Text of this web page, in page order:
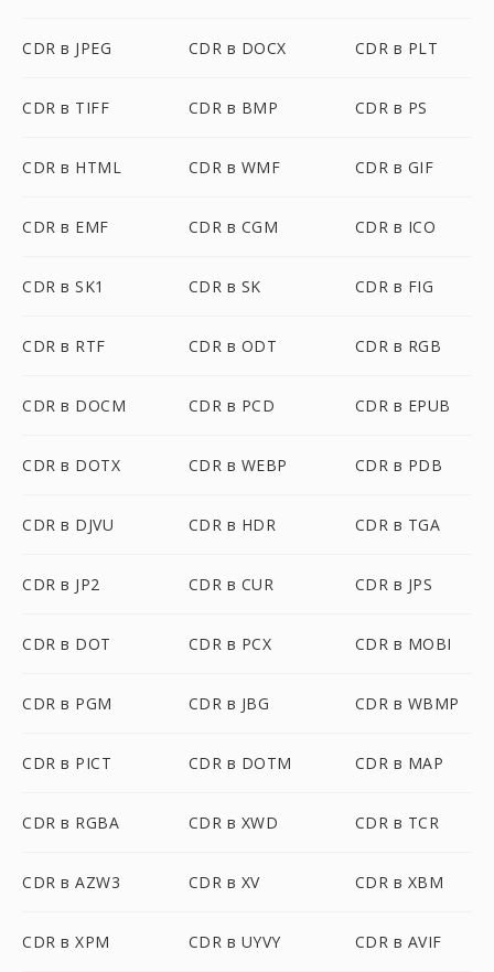
CDR в JPEG CDR в DOCX CDR в PLT
CDR в TIFF CDR в BMP CDR в PS
CDR в HTML CDR в WMF CDR в GIF
CDR в EMF CDR в CGM CDR в ICO
CDR в SK1 CDR в SK CDR в FIG
CDR в RTF CDR в ODT CDR в RGB
CDR в DOCM CDR в PCD CDR в EPUB
CDR в DOTX CDR в WEBP CDR в PDB
CDR в DJVU CDR в HDR CDR в TGA
CDR в JP2 CDR в CUR CDR в JPS
CDR в DOT CDR в PCX CDR в MOBI
CDR в PGM CDR в JBG CDR в WBMP
CDR в PICT CDR в DOTM CDR в MAP
CDR в RGBA CDR в XWD CDR в TCR
CDR в AZW3 CDR в XV CDR в XBM
CDR в XPM CDR в UYVY CDR в AVIF